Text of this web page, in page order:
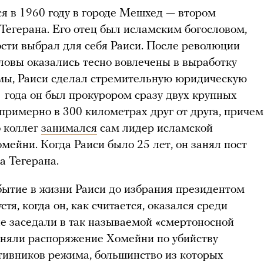
в 1960 году в городе Мешхед — втором
Его отец был исламским богословом,
выбрал для себя Раиси. После революции
оказались тесно вовлечены в выработку
Раиси сделал стремительную юридическую
года он был прокурором сразу двух крупных
в 300 километрах друг от друга, причем
занимался сам лидер исламской
Когда Раиси было 25 лет, он занял пост
Тегерана.
в жизни Раиси до избрания президентом
когда он, как считается, оказался среди
заседали в так называемой «смертоносной
распоряжение Хомейни по убийству
режима, большинство из которых